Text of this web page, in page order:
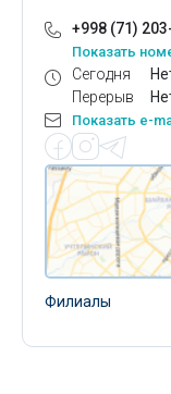
+998 (71)
Показать
Сегодня
Перерыв
Показать e-
Филиалы